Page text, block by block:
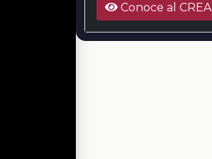
Conoce al CREA